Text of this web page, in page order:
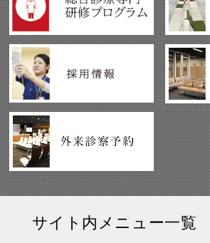
サイト内メニュー一覧